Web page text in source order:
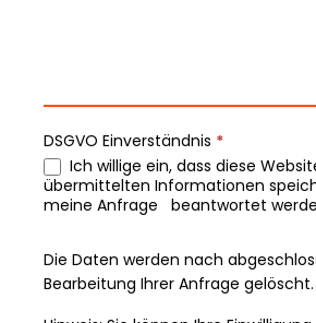
DSGVO Einverständnis *
Ich willige ein, dass diese
übermittelten Informationen
meine Anfrage beantwortet
Die Daten werden nach
Bearbeitung Ihrer Anfrage gelöscht.